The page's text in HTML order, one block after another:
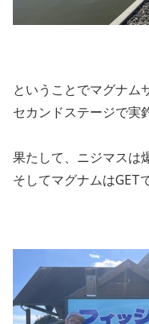
ということでマグナム
セカンドステージで実
果たして、ニジマスは
そしてマグナムはGET